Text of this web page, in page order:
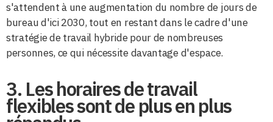
s'attendent à une augmentation du nombre de jours de
bureau d'ici 2030, tout en restant dans le cadre d'une
stratégie de travail hybride pour de nombreuses
personnes, ce qui nécessite davantage d'espace.
3. Les horaires de travail
flexibles sont de plus en plus